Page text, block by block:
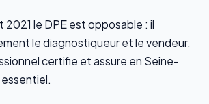
2021 le DPE est opposable : il
le diagnostiqueur et le vendeur.
certifie et assure en Seine-